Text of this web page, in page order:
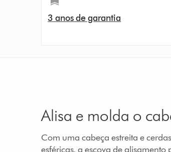
3 anos de garantia
Alisa e molda o
Com uma cabeça estreita e
esféricas, a escova de